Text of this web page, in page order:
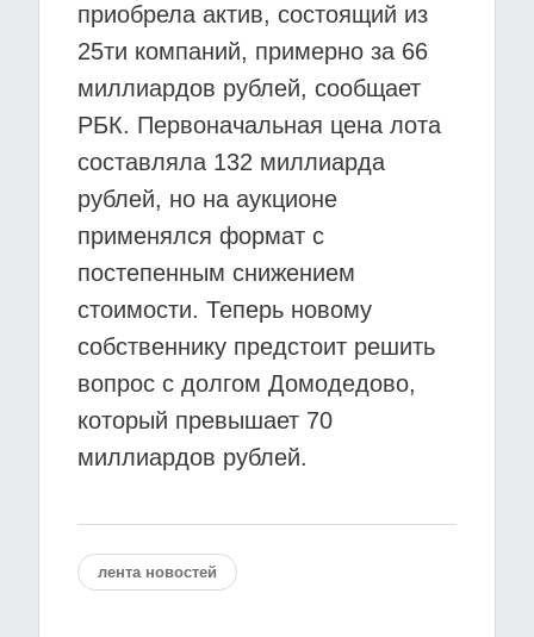
приобрела актив, состоящий из
25ти компаний, примерно за 66
миллиардов рублей, сообщает
РБК. Первоначальная цена лота
составляла 132 миллиарда
рублей, но на аукционе
применялся формат с
постепенным снижением
стоимости. Теперь новому
собственнику предстоит решить
вопрос с долгом Домодедово,
который превышает 70
миллиардов рублей.
лента новостей